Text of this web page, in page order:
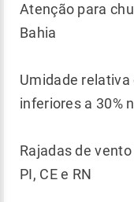
Atenção para
Bahia
Umidade
inferiores a 30%
Rajadas de
PI, CE e RN